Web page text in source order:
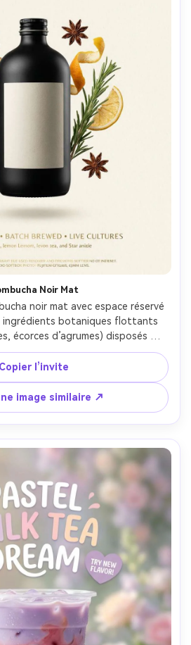
Noir Mat
noir mat avec espace réservé
botaniques flottants
écorces d’agrumes) disposés
design d’affiche moderne avec
dorées et zone légale, softbox
contour, Fujifilm GFX100S, 63mm,
fond de papier texturé subtil,
le verre, détails prêts pour
haute résolution --ar 4:5
Copier l’invite
image similaire ↗